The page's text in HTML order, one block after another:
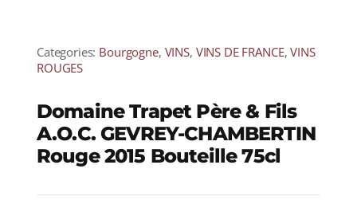
Categories: Bourgogne, VINS, VINS DE FRANCE,VINS
ROUGES
Domaine Trapet Père & Fils
A.O.C. GEVREY-CHAMBERTIN
Rouge 2015 Bouteille 75cl